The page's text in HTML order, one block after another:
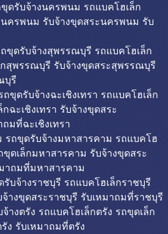
ดรับจ้างนครพนม รถแบคโฮเล็ก
ครพนม รับจ้างขุดสระนครพนม รับ
ขุดรับจ้างสุพรรณบุรี รถแบคโฮเล็ก
สุพรรณบุรี รับจ้างขุดสระสุพรรณบุรี
บุรี
ถขุดรับจ้างฉะเชิงเทรา รถแบคโฮเล็ก
กฉะเชิงเทรา รับจ้างขุดสระ
ถมที่ฉะเชิงเทรา
รถขุดรับจ้างมหาสารคาม รถแบคโฮ
ดเล็กมหาสารคาม รับจ้างขุดสระ
าถมที่มหาสารคาม
บจ้างราชบุรี รถแบคโฮเล็กราชบุรี
างขุดสระราชบุรี รับเหมาถมที่ราชบุรี
างตรัง รถแบคโฮเล็กตรัง รถขุดเล็ก
ง รับเหมาถมที่ตรัง